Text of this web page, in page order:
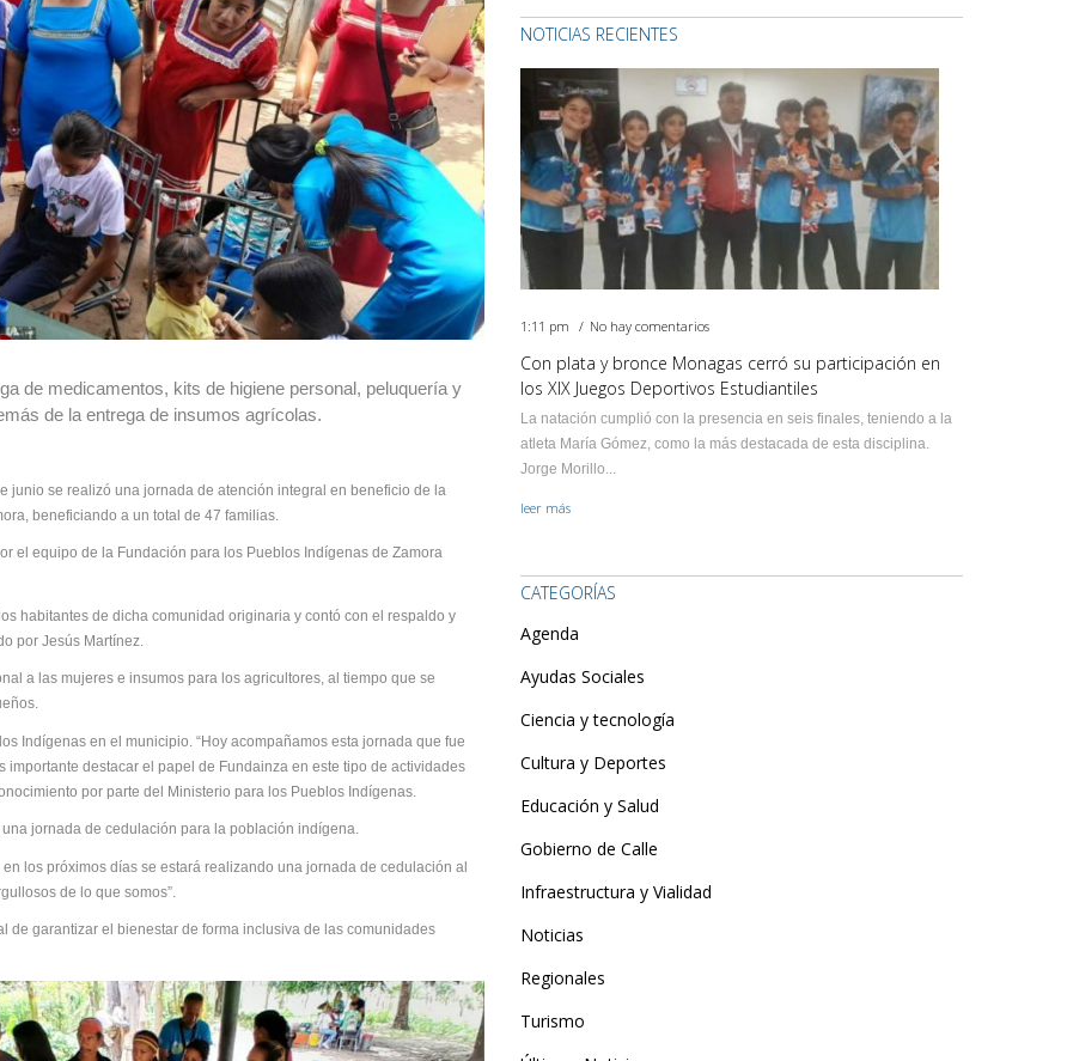
de medicamentos, kits de higiene personal, peluquería y
de la entrega de insumos agrícolas.
junio se realizó una jornada de atención integral en beneficio de la
beneficiando a un total de 47 familias.
el equipo de la Fundación para los Pueblos Indígenas de Zamora
habitantes de dicha comunidad originaria y contó con el respaldo y
por Jesús Martínez.
a las mujeres e insumos para los agricultores, al tiempo que se
Indígenas en el municipio. “Hoy acompañamos esta jornada que fue
destacar el papel de Fundainza en este tipo de actividades
por parte del Ministerio para los Pueblos Indígenas.
jornada de cedulación para la población indígena.
los próximos días se estará realizando una jornada de cedulación al
de lo que somos”.
garantizar el bienestar de forma inclusiva de las comunidades
NOTICIAS RECIENTES
1:11 pm No hay comentarios
Con plata y bronce Monagas cerró su participación en
los XIX Juegos Deportivos Estudiantiles
La natación cumplió con la presencia en seis finales, teniendo a la
atleta María Gómez, como la más destacada de esta disciplina.
Jorge Morillo...
leer más
CATEGORÍAS
Agenda
Ayudas Sociales
Ciencia y tecnología
Cultura y Deportes
Educación y Salud
Gobierno de Calle
Infraestructura y Vialidad
Noticias
Regionales
Turismo